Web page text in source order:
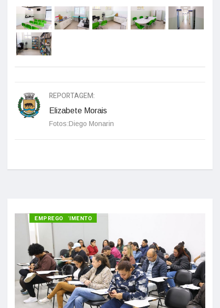
REPORTAGEM:
Elizabete Morais
Fotos:Diego Monarin
DESENVOLVIMENTO
EMPREGO